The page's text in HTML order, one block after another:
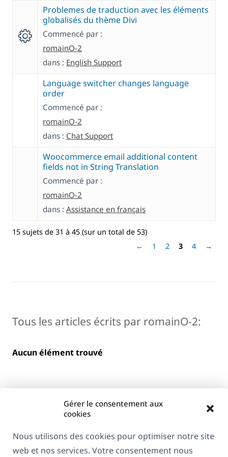
Gérer le consentement aux
cookies
Nous utilisons des cookies pour optimiser notre site
web et nos services. Votre consentement nous
Problemes de traduction avec les éléments
globalisés du thème Divi
Commencé par :
romainO-2
dans : English Support
Language switcher changes language
order
Commencé par :
romainO-2
dans : Chat Support
Woocommerce email additional content
fields not in String Translation
Commencé par :
romainO-2
dans : Assistance en français
15 sujets de 31 à 45 (sur un total de 53)
←
1 2 3 4 →
Tous les articles écrits par romainO-2:
Aucun élément trouvé